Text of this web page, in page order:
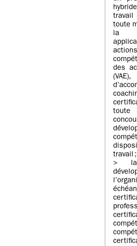
toute
la
des
travail ;
> la